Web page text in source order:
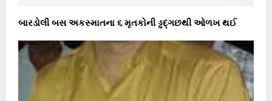
બારડોલી બસ અકસ્માતના ૬ મૃતકોની ડ્ઢદ્ગછથી ઓળખ થઈ